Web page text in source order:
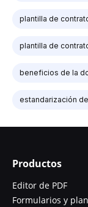
plantilla de
plantilla de
beneficios de la
estandarización
Productos
Editor de PDF
Formularios y